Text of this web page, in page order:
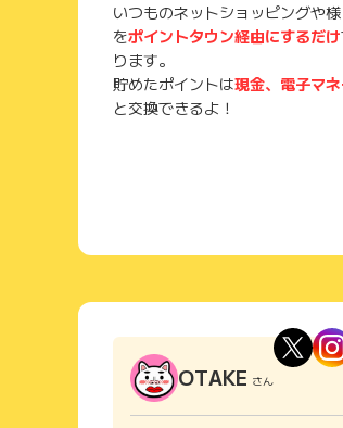
いつものネットショッピングや
をポイントタウン経由にするだけ
ります。
貯めたポイントは現金、電子マ
と交換できるよ！
OTAKE さん